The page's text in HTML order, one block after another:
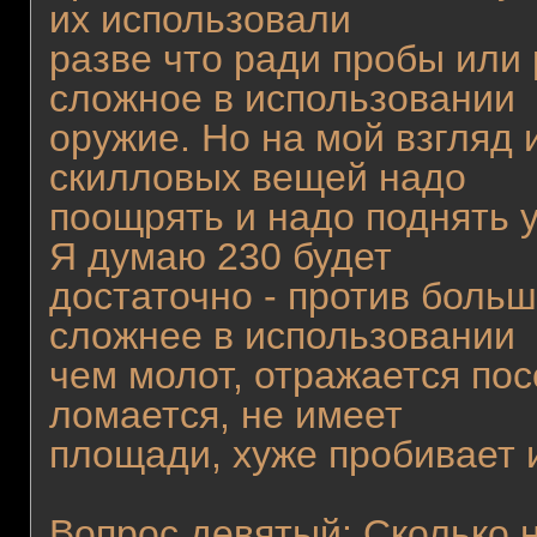
их использовали
разве что ради пробы
сложное в использовании
оружие. Но на мой взгляд
скилловых вещей надо
поощрять и надо поднять
Я думаю 230 будет
достаточно - против
сложнее в использовании
чем молот, отражается
ломается, не имеет
площади, хуже пробивает